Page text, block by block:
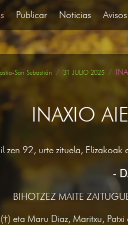
Publicar Noticias Avisos
San Sebastián 31 JULIO 2025
INAXIO
zen 92, urte zituela,
-
BIHOTZEZ MAITE
eta Maru Diaz, Maritxu,